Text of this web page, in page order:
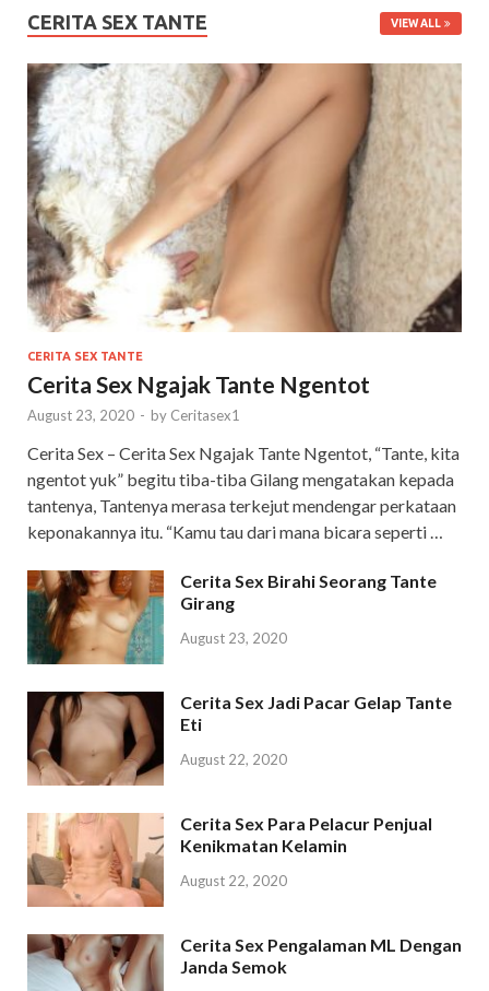
CERITA SEX TANTE VIEW ALL
CERITA SEX TANTE
Cerita Sex Ngajak Tante Ngentot
August 23, 2020 - by Ceritasex1
Cerita Sex – Cerita Sex Ngajak Tante Ngentot, “Tante, kita
ngentot yuk” begitu tiba-tiba Gilang mengatakan kepada
tantenya, Tantenya merasa terkejut mendengar perkataan
keponakannya itu. “Kamu tau dari mana bicara seperti …
Cerita Sex Birahi Seorang Tante
Girang
August 23, 2020
Cerita Sex Jadi Pacar Gelap Tante
Eti
August 22, 2020
Cerita Sex Para Pelacur Penjual
Kenikmatan Kelamin
August 22, 2020
Cerita Sex Pengalaman ML Dengan
Janda Semok